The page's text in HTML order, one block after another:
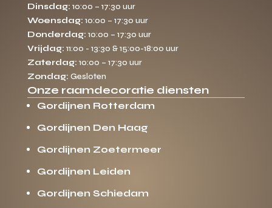
Dinsdag: 10:00 – 17:30 uur
Woensdag: 10:00 – 17:30 uur
Donderdag: 10:00 – 17:30 uur
Vrijdag: 11:00 - 13:30 & 15:00-18:00 uur
Zaterdag: 10:00 – 17:30 uur
Zondag: Gesloten
Onze raamdecoratie diensten
Gordijnen Rotterdam
Gordijnen Den Haag
Gordijnen Zoetermeer
Gordijnen Leiden
Gordijnen Schiedam